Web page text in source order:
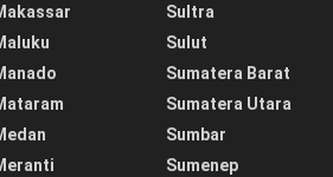
Sultra
Sulut
Sumatera Barat
Sumatera Utara
Sumbar
Sumenep